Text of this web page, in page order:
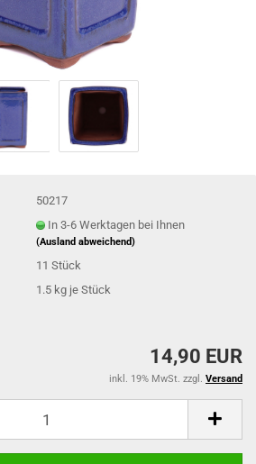
50217
In 3-6 Werktagen bei Ihnen
(Ausland abweichend)
11Stück
1.5 kg je Stück
14,90 EUR
inkl. 19% MwSt. zzgl. Versand